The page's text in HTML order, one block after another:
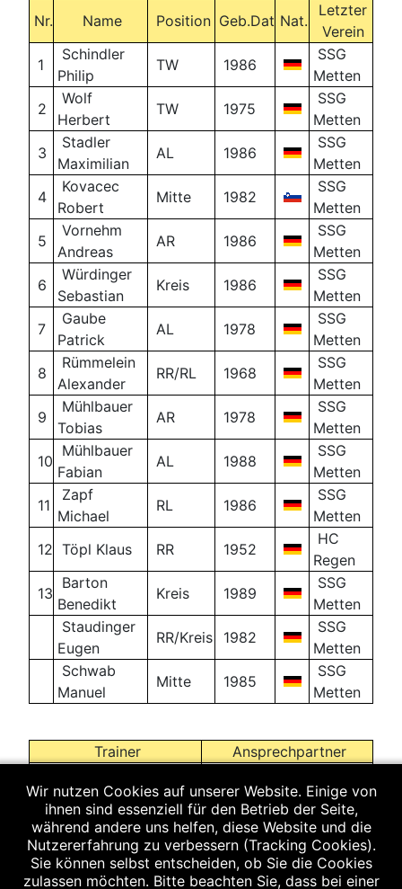
Nr.
Name Position Geb.Dat Nat.
Letzter
Verein
1
Schindler
Philip
TW 1986
SSG
Metten
2
Wolf
Herbert
TW 1975
SSG
Metten
3
Stadler
Maximilian
AL 1986
SSG
Metten
4
Kovacec
Robert
Mitte 1982
SSG
Metten
5
Vornehm
Andreas
AR 1986
SSG
Metten
6
Würdinger
Sebastian
Kreis 1986
SSG
Metten
7
Gaube
Patrick
AL 1978
SSG
Metten
8
Rümmelein
Alexander
RR/RL 1968
SSG
Metten
9
Mühlbauer
Tobias
AR 1978
SSG
Metten
10
Mühlbauer
Fabian
AL 1988
SSG
Metten
11
Zapf
Michael
RL 1986
SSG
Metten
12 Töpl Klaus RR 1952
HC
Regen
13
Barton
Benedikt
Kreis 1989
SSG
Metten
Staudinger
Eugen
RR/Kreis 1982
SSG
Metten
Schwab
Manuel
Mitte 1985
SSG
Metten
Trainer Ansprechpartner
Alexander Rümmelein
Martin Blüml
Friedhofstraße 1
94526 Metten
Telefon privat:
Wir nutzen Cookies auf unserer Website. Einige von
ihnen sind essenziell für den Betrieb der Seite,
während andere uns helfen, diese Website und die
Nutzererfahrung zu verbessern (Tracking Cookies).
Sie können selbst entscheiden, ob Sie die Cookies
zulassen möchten. Bitte beachten Sie, dass bei einer